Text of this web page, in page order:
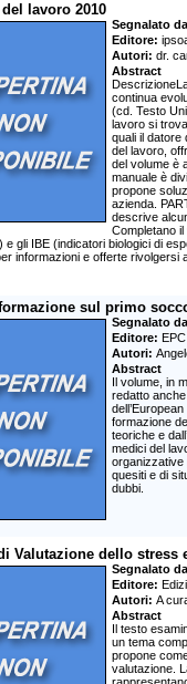
lavoro 2010
Segnalato da
Editore
Autori dr.
Abstract
continua
(cd. Testo
lavoro si
quali il datore
del lavoro,
del volume è
manuale è
propone
azienda.
descrive
Completano
e gli IBE (indicatori biologici di
informazioni e offerte
sul primo
Segnalato da
Editore
Autori
Abstract
Il volume, in
redatto
formazione
teoriche e
medici del
organizzative
quesiti e di
dubbi.
Valutazione dello
Segnalato da
Editore
Autori A
Abstract
Il testo
un tema
propone
valutazione.